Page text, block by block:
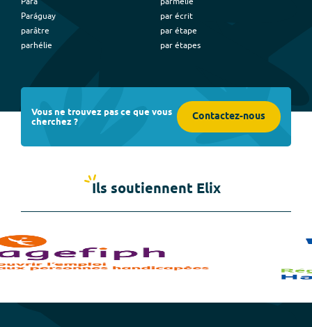
Paráguay
parâtre
parhélie
par écrit
par étape
par étapes
Vous ne trouvez pas ce que vous
cherchez ? Contactez-nous
Ils soutiennent Elix